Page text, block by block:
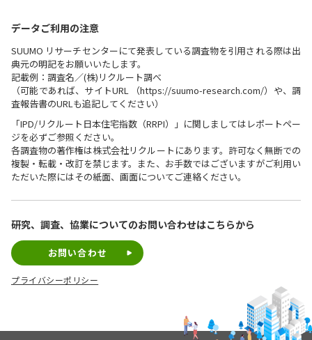
データご利用の注意
SUUMO リサーチセンターにて発表している調査物を引用される際は出
典元の明記をお願いいたします。
記載例：調査名／(株)リクルート調べ
（可能であれば、サイトURL （https://suumo-research.com/）や、調
査報告書のURLも追記してください）
「IPD/リクルート日本住宅指数（RRPI）」に関しましてはレポートペー
ジを必ずご参照ください。
各調査物の著作権は株式会社リクルートにあります。許可なく無断での
複製・転載・改訂を禁じます。また、お手数ではございますがご利用い
ただいた際にはその紙面、画面についてご連絡ください。
研究、調査、協業についてのお問い合わせはこちらから
お問い合わせ
プライバシーポリシー